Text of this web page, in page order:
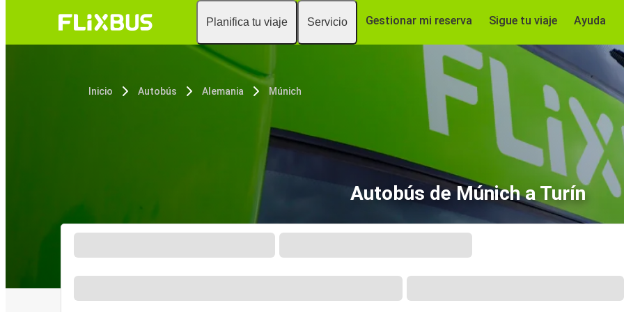
Planifica tu viaje Servicio Gestionar mi reserva Sigue tu viaje Ayuda
Inicio Autobús Alemania Múnich
Autobús de Múnich a Turín